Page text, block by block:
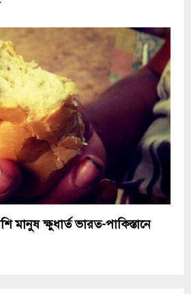
মানুষ ক্ষুধার্ত ভারত-পাকিস্তানে